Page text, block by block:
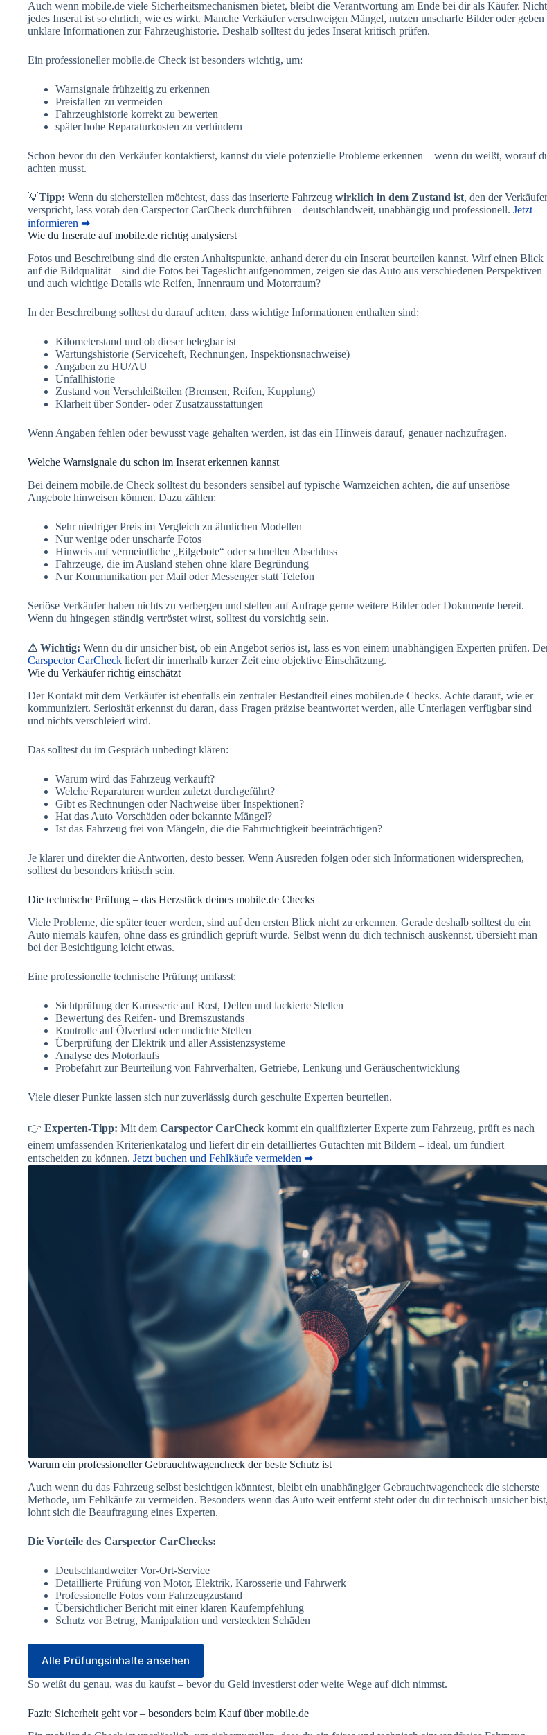
Auch wenn mobile.de viele Sicherheitsmechanismen bietet, bleibt die Verantwortung am Ende bei dir als Käufer. Nicht
jedes Inserat ist so ehrlich, wie es wirkt. Manche Verkäufer verschweigen Mängel, nutzen unscharfe Bilder oder geben
unklare Informationen zur Fahrzeughistorie. Deshalb solltest du jedes Inserat kritisch prüfen.
Ein professioneller mobile.de Check ist besonders wichtig, um:
Warnsignale frühzeitig zu erkennen
Preisfallen zu vermeiden
Fahrzeughistorie korrekt zu bewerten
später hohe Reparaturkosten zu verhindern
Schon bevor du den Verkäufer kontaktierst, kannst du viele potenzielle Probleme erkennen – wenn du weißt, worauf
achten musst.
💡Tipp: Wenn du sicherstellen möchtest, dass das inserierte Fahrzeug wirklich in dem Zustand ist, den der Verkäufer
verspricht, lass vorab den Carspector CarCheck durchführen – deutschlandweit, unabhängig und professionell. Jetzt
informieren ➡
Wie du Inserate auf mobile.de richtig analysierst
Fotos und Beschreibung sind die ersten Anhaltspunkte, anhand derer du ein Inserat beurteilen kannst. Wirf einen Blick
auf die Bildqualität – sind die Fotos bei Tageslicht aufgenommen, zeigen sie das Auto aus verschiedenen Perspektiven
und auch wichtige Details wie Reifen, Innenraum und Motorraum?
In der Beschreibung solltest du darauf achten, dass wichtige Informationen enthalten sind:
Kilometerstand und ob dieser belegbar ist
Wartungshistorie (Serviceheft, Rechnungen, Inspektionsnachweise)
Angaben zu HU/AU
Unfallhistorie
Zustand von Verschleißteilen (Bremsen, Reifen, Kupplung)
Klarheit über Sonder- oder Zusatzausstattungen
Wenn Angaben fehlen oder bewusst vage gehalten werden, ist das ein Hinweis darauf, genauer nachzufragen.
Welche Warnsignale du schon im Inserat erkennen kannst
Bei deinem mobile.de Check solltest du besonders sensibel auf typische Warnzeichen achten, die auf unseriöse
Angebote hinweisen können. Dazu zählen:
Sehr niedriger Preis im Vergleich zu ähnlichen Modellen
Nur wenige oder unscharfe Fotos
Hinweis auf vermeintliche „Eilgebote“ oder schnellen Abschluss
Fahrzeuge, die im Ausland stehen ohne klare Begründung
Nur Kommunikation per Mail oder Messenger statt Telefon
Seriöse Verkäufer haben nichts zu verbergen und stellen auf Anfrage gerne weitere Bilder oder Dokumente bereit.
Wenn du hingegen ständig vertröstet wirst, solltest du vorsichtig sein.
⚠ Wichtig: Wenn du dir unsicher bist, ob ein Angebot seriös ist, lass es von einem unabhängigen Experten prüfen.
Carspector CarCheck liefert dir innerhalb kurzer Zeit eine objektive Einschätzung.
Wie du Verkäufer richtig einschätzt
Der Kontakt mit dem Verkäufer ist ebenfalls ein zentraler Bestandteil eines mobilen.de Checks. Achte darauf, wie er
kommuniziert. Seriosität erkennst du daran, dass Fragen präzise beantwortet werden, alle Unterlagen verfügbar sind
und nichts verschleiert wird.
Das solltest du im Gespräch unbedingt klären:
Warum wird das Fahrzeug verkauft?
Welche Reparaturen wurden zuletzt durchgeführt?
Gibt es Rechnungen oder Nachweise über Inspektionen?
Hat das Auto Vorschäden oder bekannte Mängel?
Ist das Fahrzeug frei von Mängeln, die die Fahrtüchtigkeit beeinträchtigen?
Je klarer und direkter die Antworten, desto besser. Wenn Ausreden folgen oder sich Informationen widersprechen,
solltest du besonders kritisch sein.
Die technische Prüfung – das Herzstück deines mobile.de Checks
Viele Probleme, die später teuer werden, sind auf den ersten Blick nicht zu erkennen. Gerade deshalb solltest du ein
Auto niemals kaufen, ohne dass es gründlich geprüft wurde. Selbst wenn du dich technisch auskennst, übersieht man
bei der Besichtigung leicht etwas.
Eine professionelle technische Prüfung umfasst:
Sichtprüfung der Karosserie auf Rost, Dellen und lackierte Stellen
Bewertung des Reifen- und Bremszustands
Kontrolle auf Ölverlust oder undichte Stellen
Überprüfung der Elektrik und aller Assistenzsysteme
Analyse des Motorlaufs
Probefahrt zur Beurteilung von Fahrverhalten, Getriebe, Lenkung und Geräuschentwicklung
Viele dieser Punkte lassen sich nur zuverlässig durch geschulte Experten beurteilen.
👉 Experten-Tipp: Mit dem Carspector CarCheck kommt ein qualifizierter Experte zum Fahrzeug, prüft es nach
einem umfassenden Kriterienkatalog und liefert dir ein detailliertes Gutachten mit Bildern – ideal, um fundiert
entscheiden zu können. Jetzt buchen und Fehlkäufe vermeiden ➡
Warum ein professioneller Gebrauchtwagencheck der beste Schutz ist
Auch wenn du das Fahrzeug selbst besichtigen könntest, bleibt ein unabhängiger Gebrauchtwagencheck die sicherste
Methode, um Fehlkäufe zu vermeiden. Besonders wenn das Auto weit entfernt steht oder du dir technisch unsicher bist,
lohnt sich die Beauftragung eines Experten.
Die Vorteile des Carspector CarChecks:
Deutschlandweiter Vor-Ort-Service
Detaillierte Prüfung von Motor, Elektrik, Karosserie und Fahrwerk
Professionelle Fotos vom Fahrzeugzustand
Übersichtlicher Bericht mit einer klaren Kaufempfehlung
Schutz vor Betrug, Manipulation und versteckten Schäden
Alle Prüfungsinhalte ansehen
So weißt du genau, was du kaufst – bevor du Geld investierst oder weite Wege auf dich nimmst.
Fazit: Sicherheit geht vor – besonders beim Kauf über mobile.de